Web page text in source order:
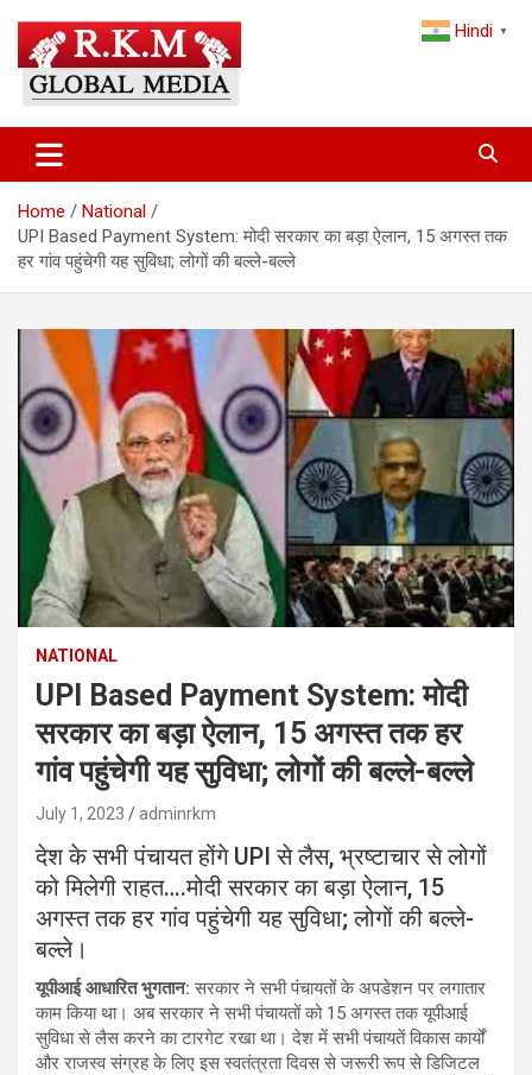
content
Latest Hindi News & Breaking
News – RKM Global Media
and the World
Home
National
UPI Based Payment System: मोदी सरकार का बड़ा ऐलान, 15 अगस्‍त तक
हर गांव पहुंचेगी यह सुव‍िधा; लोगों की बल्‍ले-बल्‍ले
NATIONAL
UPI Based Payment System: मोदी
सरकार का बड़ा ऐलान, 15 अगस्‍त तक हर
गांव पहुंचेगी यह सुव‍िधा; लोगों की बल्‍ले-बल्‍ले
July 1, 2023 adminrkm
देश के सभी पंचायत होंगे UPI से लैस, भ्रष्टाचार से लोगों
को मिलेगी राहत….मोदी सरकार का बड़ा ऐलान, 15
अगस्‍त तक हर गांव पहुंचेगी यह सुव‍िधा; लोगों की बल्‍ले-
बल्‍ले।
यूपीआई आधारित भुगतान: सरकार ने सभी पंचायतों के अपडेशन पर लगातार
काम किया था। अब सरकार ने सभी पंचायतों को 15 अगस्त तक यूपीआई
सुविधा से लैस करने का टारगेट रखा था। देश में सभी पंचायतें विकास कार्यों
और राजस्व संग्रह के लिए इस स्वतंत्रता दिवस से जरूरी रूप से डिजिटल
Hindi ▼